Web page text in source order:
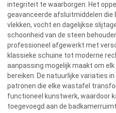
integriteit te waarborgen. Het
geavanceerde afsluitmiddelen die
vlekken, vocht en dagelijkse
schoonheid van de steen
professioneel afgewerkt met
klassieke schuine tot moderne
aanpassing mogelijk maakt om
bereiken. De natuurlijke variaties
patronen die elke wastafel
functioneel kunstwerk, waardoor
toegevoegd aan de